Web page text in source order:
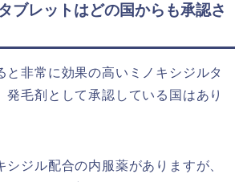
ブレットはどの国からも承認さ
と非常に効果の高いミノキシジルタ
発毛剤として承認している国はあり
シジル配合の内服薬がありますが、